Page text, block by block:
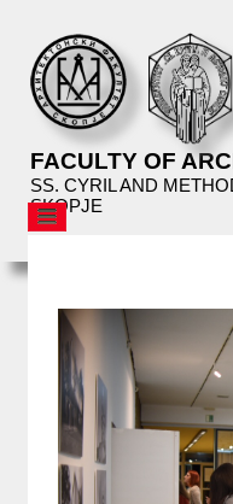
FACULTY OF
SS. CYRIL AND
SKOPJE
AFS
EDUCATION
FACILITIES
LIBRARY
EVENTS
AFS